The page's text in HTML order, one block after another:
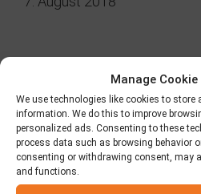
Manage
We use technologies like cookies to store
information. We do this to improve
personalized ads. Consenting to these
process data such as browsing behavior
consenting or withdrawing consent, may
and functions.
Suche